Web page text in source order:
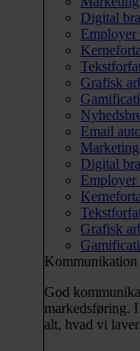
Digital
Employer
Grafisk
Email
Digital
Employer
Grafisk
Kommunikation
God
markedsføring.
alt, hvad vi laver.